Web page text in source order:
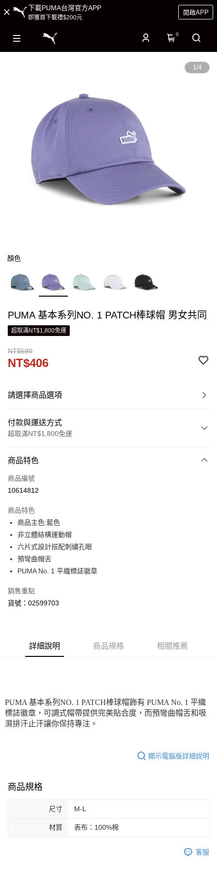
下載PUMA台灣官方APP
即獲首下載禮$200元
開啟APP
0
1/4
顏色
PUMA 基本系列NO. 1 PATCH棒球帽 男女共同
超取滿NT$1,800免運
NT$580
NT$406
請選擇商品選項
付款與運送方式
超取滿NT$1,800免運
信用卡一次付款
LINE Pay
街口支付
悠遊付
Google Pay
貨到付款
付款後7-11取貨
每筆NT$100，滿NT$1,800(含以上)免運費
宅配貨到付款(離島恕不配送)
每筆NT$180
商品特色
商品編號
10614812
商品特色
商品主色:藍色
非立體結構運動帽
六片式設計搭配刺繡孔眼
預彎曲帽舌
PUMA No. 1 平織標誌徽章
銷售重點
貨號：02599703
詳細說明 商品規格 相關推薦
PUMA 基本系列NO. 1 PATCH棒球帽飾有 PUMA No. 1 平織
標誌徽章，可調式帽帶提供完美貼合度，而預彎曲帽舌和吸
濕排汗止汗讓你保持專注。
顯示電腦版詳細說明
商品規格
尺寸 M-L
材質 表布：100%棉
客服